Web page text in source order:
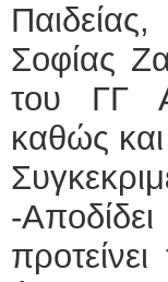
Σοφίας
του ΓΓ
καθώς
-